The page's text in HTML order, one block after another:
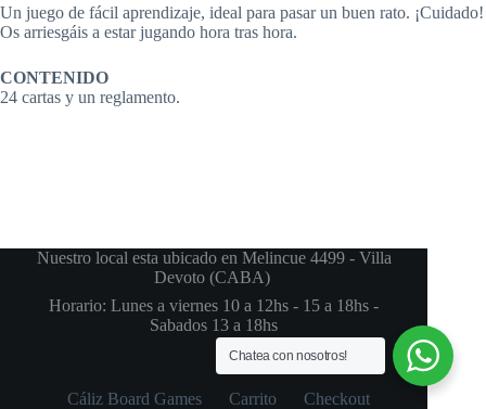
Un juego de fácil aprendizaje, ideal para pasar un buen rato. ¡Cuidado!
Os arriesgáis a estar jugando hora tras hora.
CONTENIDO
24 cartas y un reglamento.
Nuestro local esta ubicado en Melincue 4499 - Villa
Devoto (CABA)
Horario: Lunes a viernes 10 a 12hs - 15 a 18hs -
Sabados 13 a 18hs
Cáliz Board Games Carrito Checkout
Chatea con nosotros!